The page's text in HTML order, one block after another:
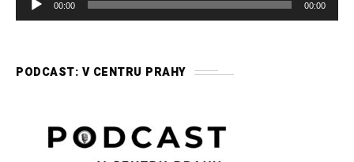
u
00:00 00:00
PODCAST: V CENTRU PRAHY